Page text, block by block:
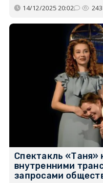
14/12/2025 20:02 243
Спектакль
внутренними
запросами